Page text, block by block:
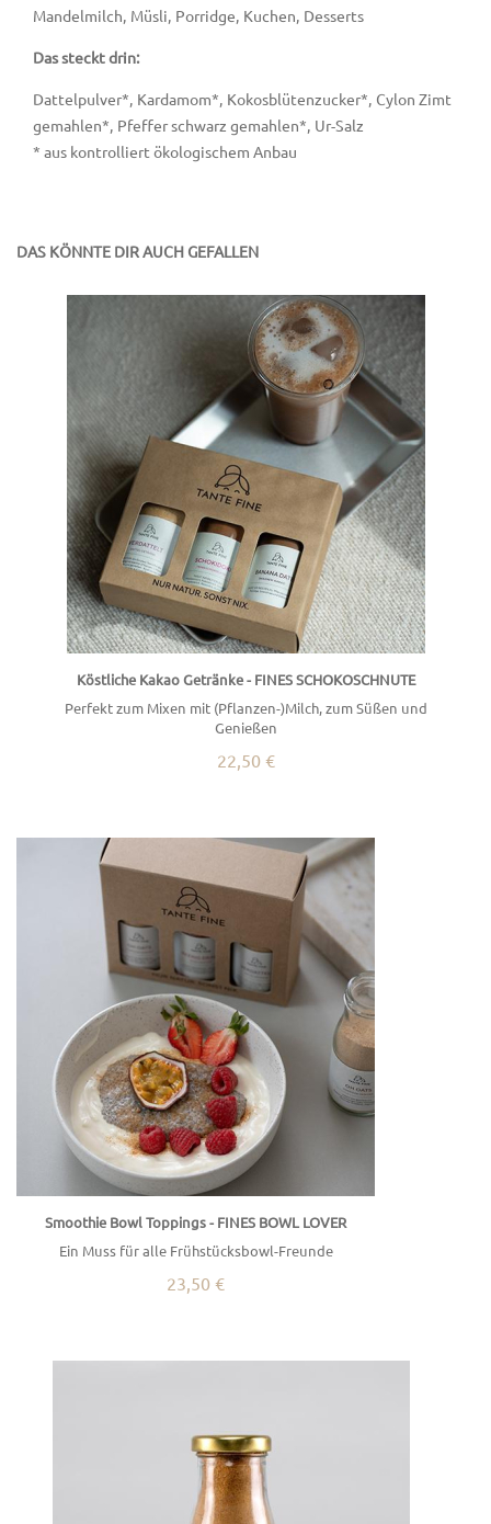
Mandelmilch, Müsli, Porridge, Kuchen, Desserts
Das steckt drin:
Dattelpulver*, Kardamom*, Kokosblütenzucker*, Cylon Zimt
gemahlen*, Pfeffer schwarz gemahlen*, Ur-Salz
* aus kontrolliert ökologischem Anbau
DAS KÖNNTE DIR AUCH GEFALLEN
Köstliche Kakao Getränke - FINES SCHOKOSCHNUTE
Perfekt zum Mixen mit (Pflanzen-)Milch, zum Süßen und
Genießen
22,50 €
Smoothie Bowl Toppings - FINES BOWL LOVER
Ein Muss für alle Frühstücksbowl-Freunde
23,50 €